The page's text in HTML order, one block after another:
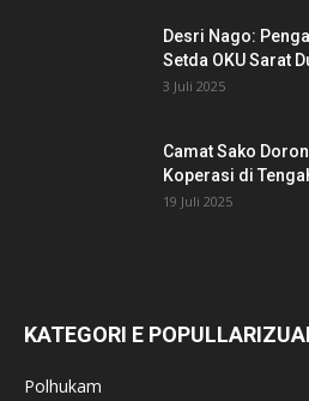
Desri Nago:
Setda OKU Sarat
3 Juli 2025
Camat Sako
Koperasi di
19 Juli 2025
KATEGORI E
Polhukam